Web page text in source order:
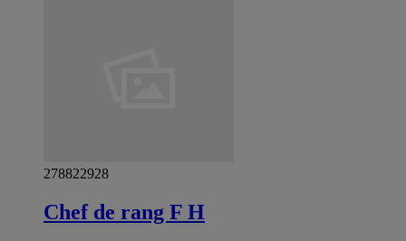
278822928
Chef de rang F H